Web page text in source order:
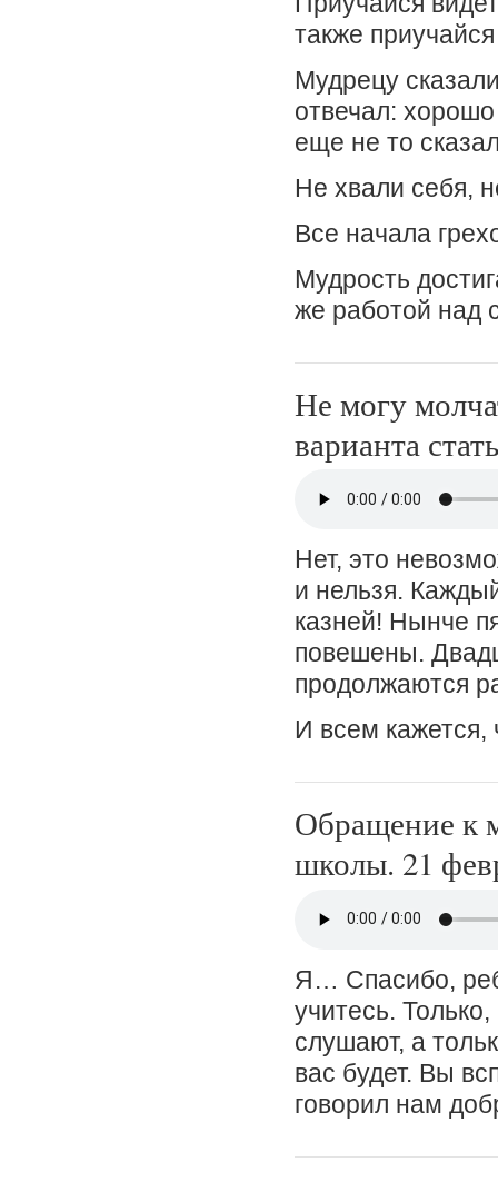
также
Мудрецу
отвечал:
еще не то
Не хвали себя,
Все начала
Мудрость
же работой над
Не могу
варианта
Нет, это
и нельзя.
казней! Нынче
повешены.
продолжаются
И всем
Обращение к
школы. 21
Я… Спасибо,
учитесь.
слушают, а
вас будет. Вы
говорил нам